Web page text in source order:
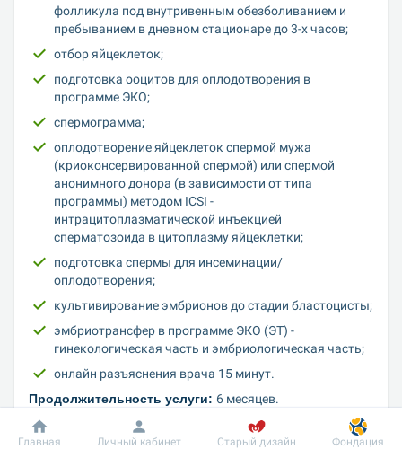
фолликула под внутривенным обезболиванием и
пребыванием в дневном стационаре до 3-х часов;
отбор яйцеклеток;
подготовка ооцитов для оплодотворения в
программе ЭКО;
спермограмма;
оплодотворение яйцеклеток спермой мужа
(криоконсервированной спермой) или спермой
анонимного донора (в зависимости от типа
программы) методом ICSI -
интрацитоплазматической инъекцией
сперматозоида в цитоплазму яйцеклетки;
подготовка спермы для инсеминации/
оплодотворения;
культивирование эмбрионов до стадии бластоцисты;
эмбриотрансфер в программе ЭКО (ЭТ) -
гинекологическая часть и эмбриологическая часть;
онлайн разъяснения врача 15 минут.
Продолжительность услуги: 6 месяцев.
Кто выполняет:
акушер-гинеколог репродуктолог,
биолог, анестезиолог.
Главная Личный кабинет Старый дизайн Фондация